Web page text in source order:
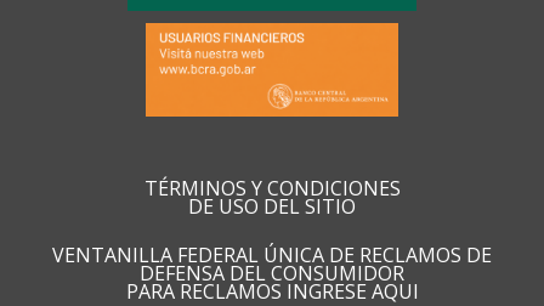
TÉRMINOS Y CONDICIONES
DE USO DEL SITIO
VENTANILLA FEDERAL ÚNICA DE RECLAMOS DE
DEFENSA DEL CONSUMIDOR
PARA RECLAMOS INGRESE AQUI